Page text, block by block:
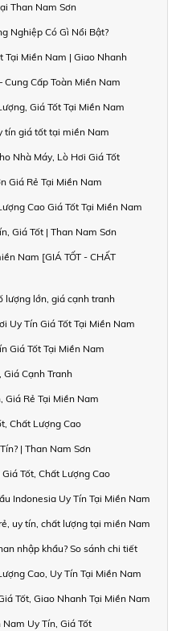
Than Nam Sơn
Nghiệp Có Gì Nổi Bật?
Tại Miền Nam | Giao Nhanh
Cấp Toàn Miền Nam
Giá Tốt Tại Miền Nam
tín giá tốt tại miền Nam
Nhà Máy, Lò Hơi Giá Tốt
Giá Rẻ Tại Miền Nam
Cao Giá Tốt Tại Miền Nam
Giá Tốt | Than Nam Sơn
Nam [GIÁ TỐT - CHẤT
lượng lớn, giá cạnh tranh
Uy Tín Giá Tốt Tại Miền Nam
Giá Tốt Tại Miền Nam
Cạnh Tranh
Giá Rẻ Tại Miền Nam
Chất Lượng Cao
| Than Nam Sơn
Tốt, Chất Lượng Cao
Indonesia Uy Tín Tại Miền Nam
uy tín, chất lượng tại miền Nam
nhập khẩu? So sánh chi tiết
Cao, Uy Tín Tại Miền Nam
Tốt, Giao Nhanh Tại Miền Nam
Uy Tín, Giá Tốt